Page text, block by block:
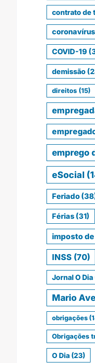
contrato de
coronavírus
COVID-19
demissão
direitos (15)
emprego
eSocial
Feriado
Férias(31)
imposto
INSS(70)
Jornal O Dia
Mario
obrigações
Obrigações
O Dia(23)